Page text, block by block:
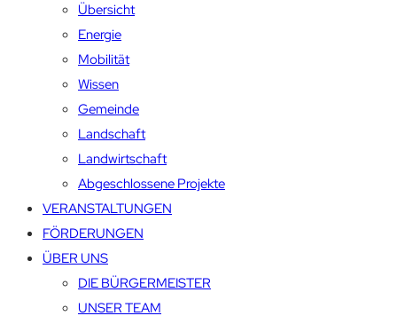
Übersicht
Energie
Mobilität
Wissen
Gemeinde
Landschaft
Landwirtschaft
Abgeschlossene Projekte
VERANSTALTUNGEN
FÖRDERUNGEN
ÜBER UNS
DIE BÜRGERMEISTER
UNSER TEAM